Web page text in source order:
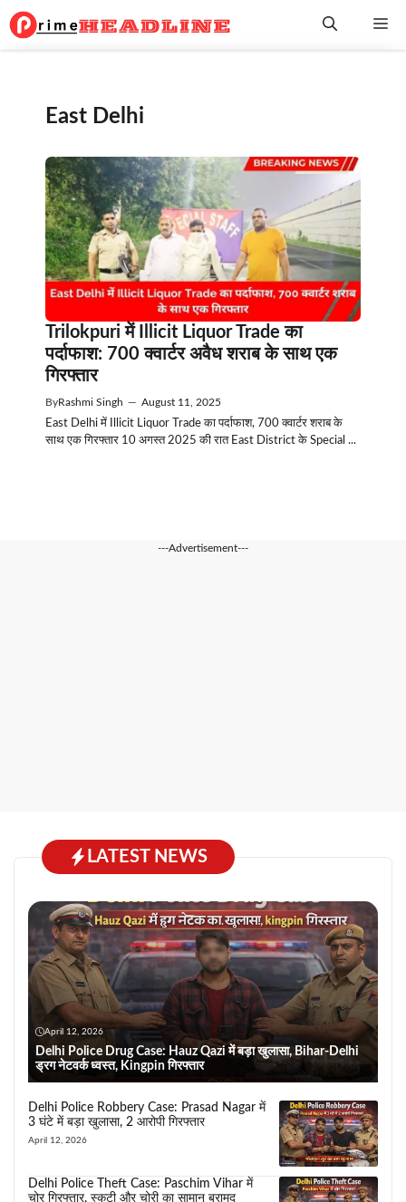
Skip
to
East Delhi
Trilokpuri में Illicit Liquor Trade का
पर्दाफाश: 700 क्वार्टर अवैध शराब के साथ एक
गिरफ्तार
ByRashmi Singh — August 11, 2025
East Delhi में Illicit Liquor Trade का पर्दाफाश, 700 क्वार्टर शराब के
साथ एक गिरफ्तार 10 अगस्त 2025 की रात East District के Special ...
---Advertisement---
LATEST NEWS
April 12, 2026
Delhi Police Drug Case: Hauz Qazi में बड़ा खुलासा, Bihar-Delhi
ड्रग नेटवर्क ध्वस्त, Kingpin गिरफ्तार
Delhi Police Robbery Case: Prasad Nagar में
3 घंटे में बड़ा खुलासा, 2 आरोपी गिरफ्तार
April 12, 2026
Delhi Police Theft Case: Paschim Vihar में
चोर गिरफ्तार, स्कूटी और चोरी का सामान बरामद